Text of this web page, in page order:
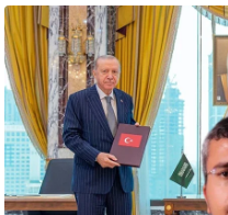
.
आ
र
.
आ
ई
.